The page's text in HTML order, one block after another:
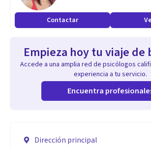
Contactar
Empieza hoy tu viaje de
Accede a una amplia red de psicólogos
experiencia a tu servicio.
Encuentra
Dirección principal